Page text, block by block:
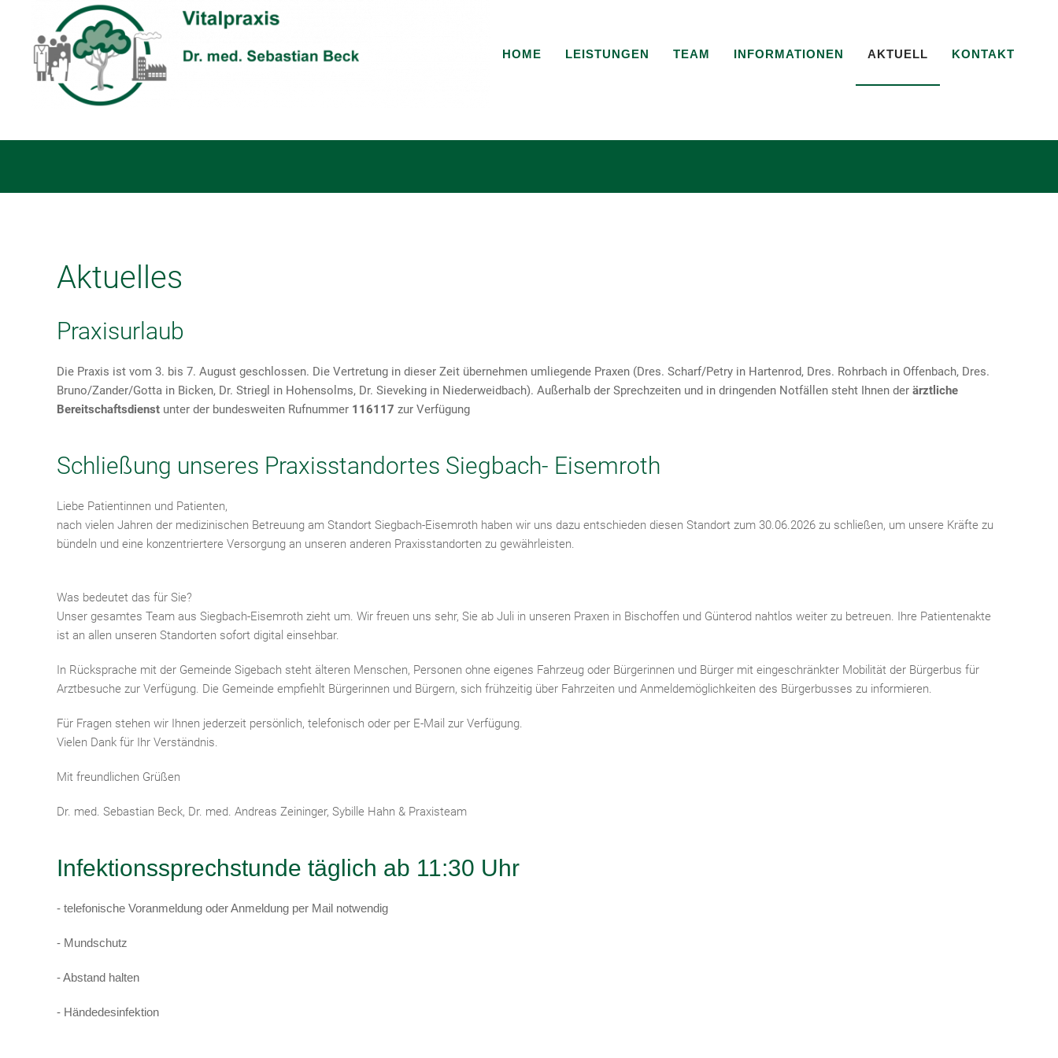
HOME LEISTUNGEN TEAM INFORMATIONEN AKTUELL KONTAKT
Aktuelles
Praxisurlaub
Die Praxis ist vom 3. bis 7. August geschlossen. Die Vertretung in dieser Zeit übernehmen umliegende Praxen (Dres. Scharf/Petry in Hartenrod, Dres. Rohrbach in Offenbach, Dres.
Bruno/Zander/Gotta in Bicken, Dr. Striegl in Hohensolms, Dr. Sieveking in Niederweidbach). Außerhalb der Sprechzeiten und in dringenden Notfällen steht Ihnen der ärztliche
Bereitschaftsdienst unter der bundesweiten Rufnummer 116117 zur Verfügung
Schließung unseres Praxisstandortes Siegbach- Eisemroth
Liebe Patientinnen und Patienten,
nach vielen Jahren der medizinischen Betreuung am Standort Siegbach-Eisemroth haben wir uns dazu entschieden diesen Standort zum 30.06.2026 zu schließen, um unsere Kräfte zu
bündeln und eine konzentriertere Versorgung an unseren anderen Praxisstandorten zu gewährleisten.
Was bedeutet das für Sie?
Unser gesamtes Team aus Siegbach-Eisemroth zieht um. Wir freuen uns sehr, Sie ab Juli in unseren Praxen in Bischoffen und Günterod nahtlos weiter zu betreuen. Ihre Patientenakte
ist an allen unseren Standorten sofort digital einsehbar.
In Rücksprache mit der Gemeinde Sigebach steht älteren Menschen, Personen ohne eigenes Fahrzeug oder Bürgerinnen und Bürger mit eingeschränkter Mobilität der Bürgerbus für
Arztbesuche zur Verfügung. Die Gemeinde empfiehlt Bürgerinnen und Bürgern, sich frühzeitig über Fahrzeiten und Anmeldemöglichkeiten des Bürgerbusses zu informieren.
Für Fragen stehen wir Ihnen jederzeit persönlich, telefonisch oder per E-Mail zur Verfügung.
Vielen Dank für Ihr Verständnis.
Mit freundlichen Grüßen
Dr. med. Sebastian Beck, Dr. med. Andreas Zeininger, Sybille Hahn & Praxisteam
Infektionssprechstunde täglich ab 11:30 Uhr
- telefonische Voranmeldung oder Anmeldung per Mail notwendig
- Mundschutz
- Abstand halten
- Händedesinfektion